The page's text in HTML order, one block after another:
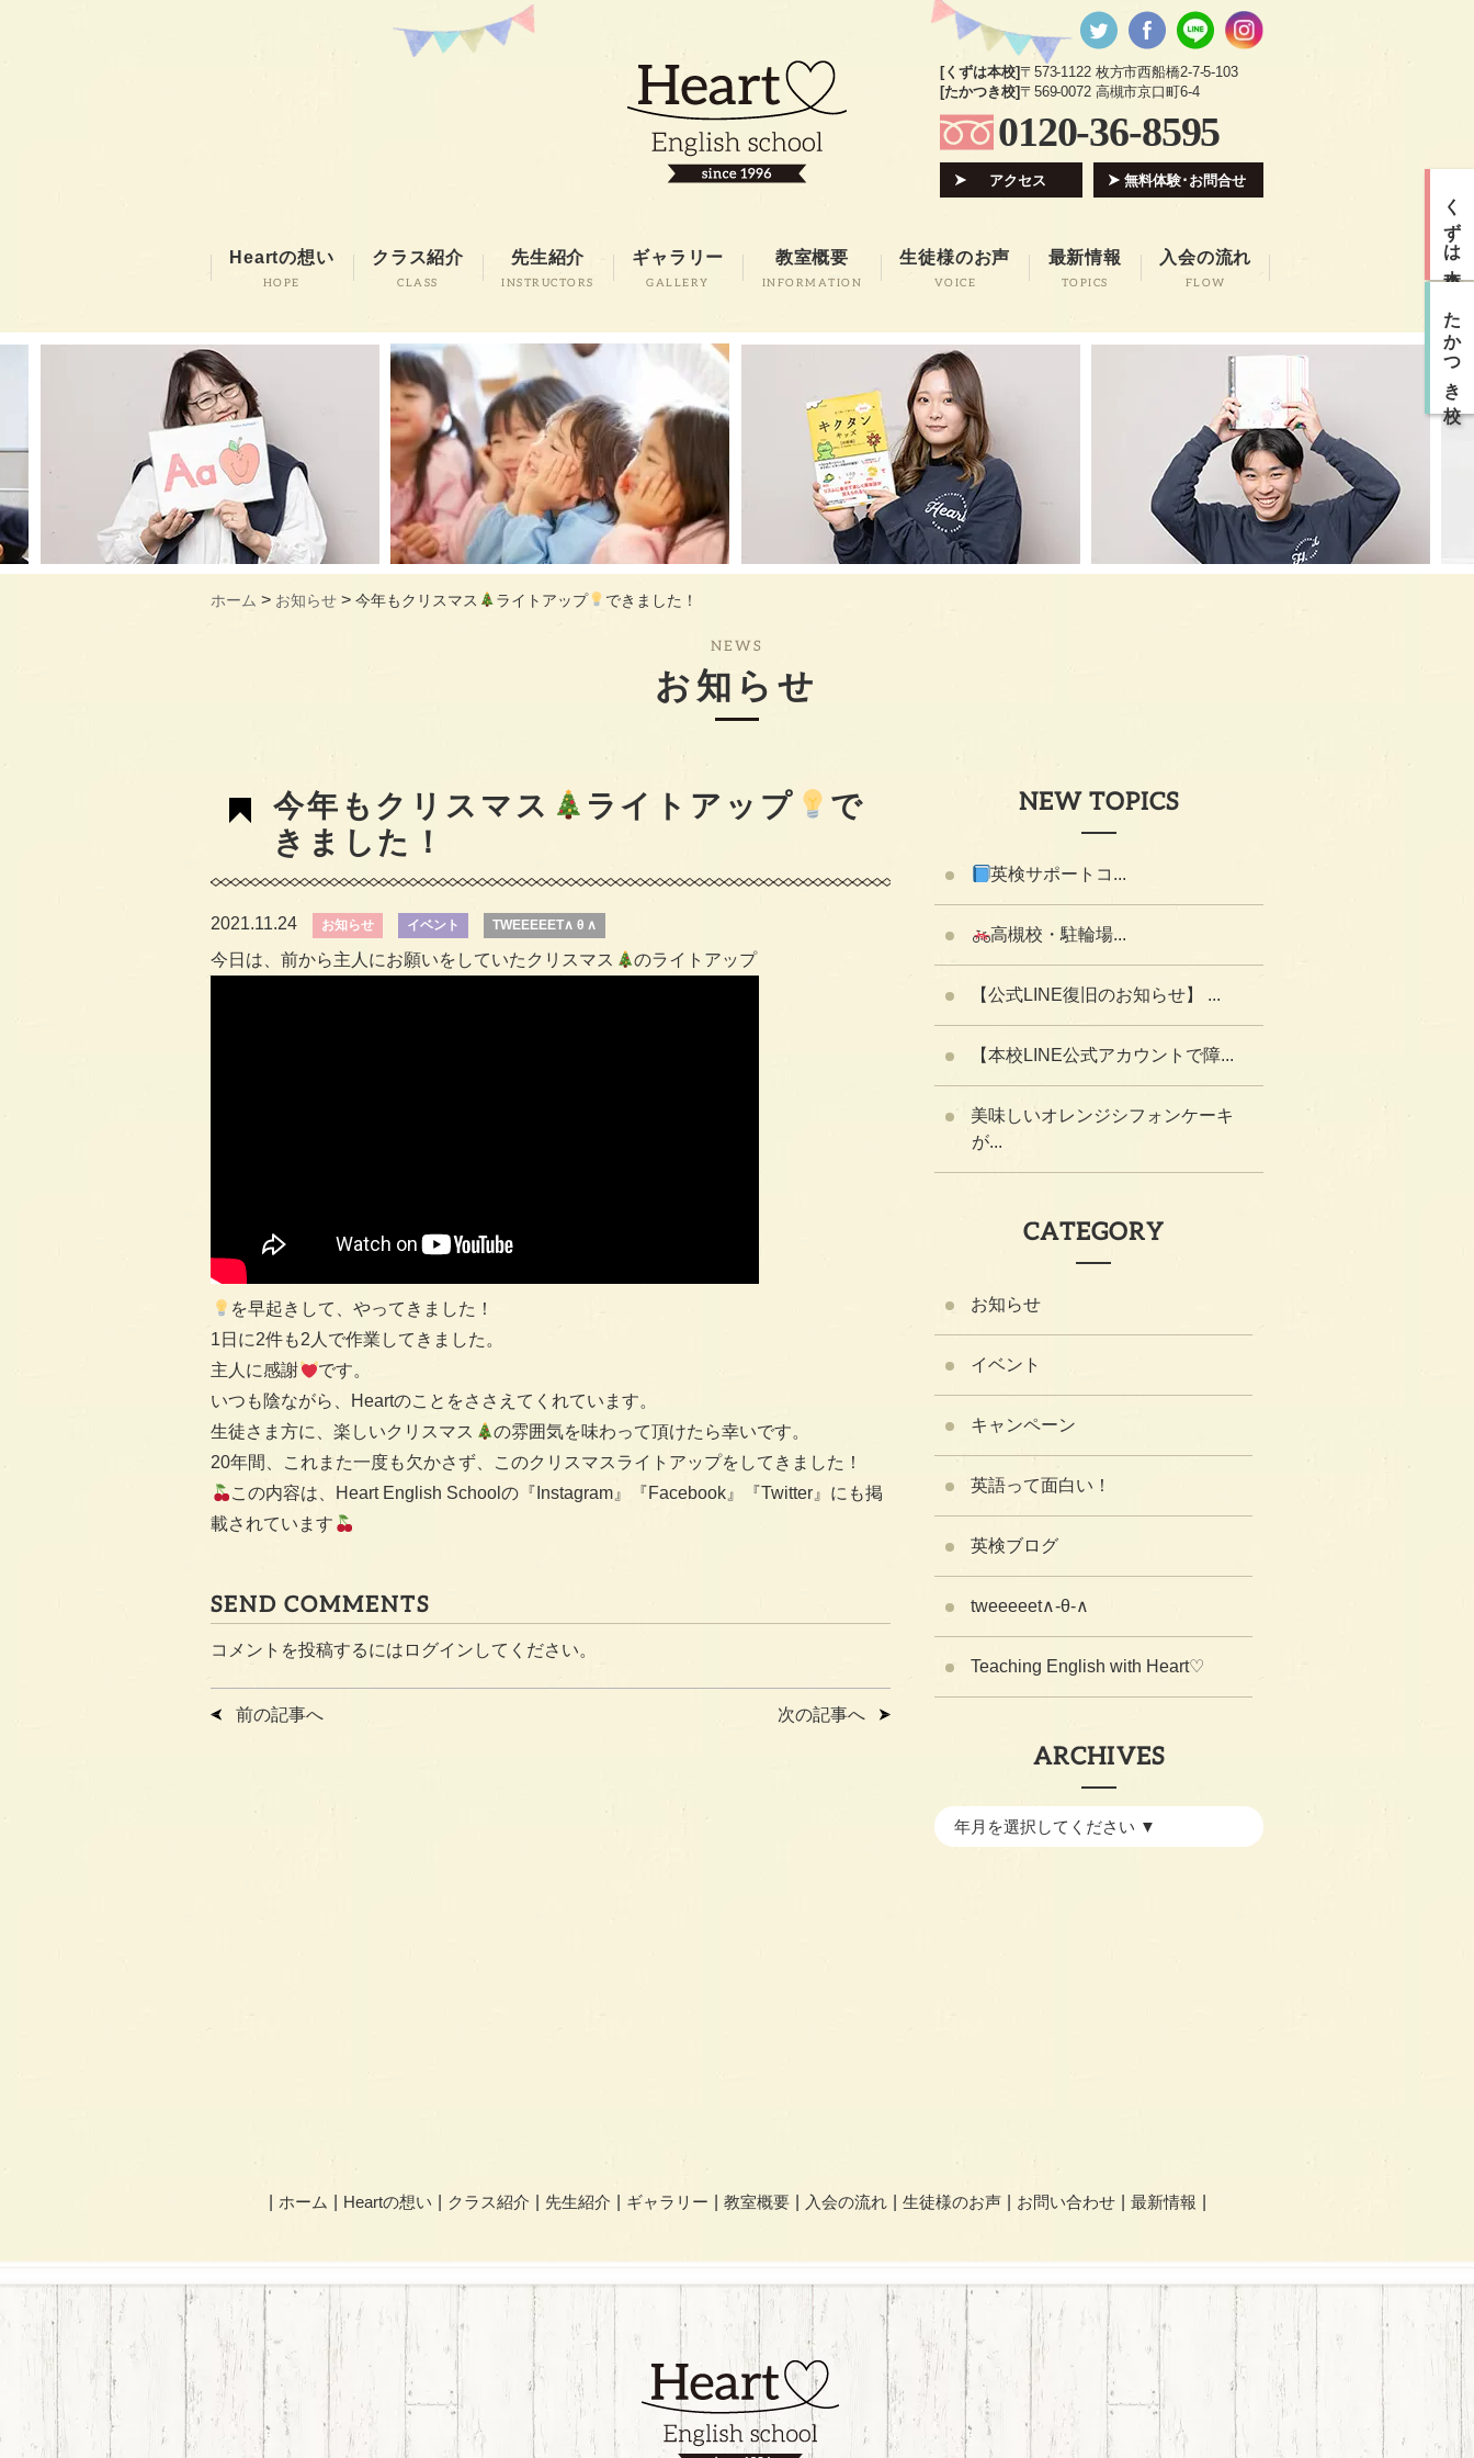
[くずは本校]〒573-1122 枚方市西船橋2-7-5-103
[たかつき校]〒569-0072 高槻市京口町6-4
0120-36-8595
アクセス 無料体験･お問合せ
Heartの想い
HOPE
クラス紹介
CLASS
先生紹介
INSTRUCTORS
ギャラリー
GALLERY
教室概要
INFORMATION
生徒様のお声
VOICE
最新情報
TOPICS
入会の流れ
FLOW
ホーム > お知らせ > 今年もクリスマス ライトアップ できました！
NEWS
お知らせ
今年もクリスマス ライトアップ
で
きました！
2021.11.24 お知らせ イベント TWEEEEET∧ θ ∧
今日は、前から主人にお願いをしていたクリスマス のライトアップ
を早起きして、やってきました！
1日に2件も2人で作業してきました。
主人に感謝
です。
いつも陰ながら、Heartのことをささえてくれています。
生徒さま方に、楽しいクリスマス
の雰囲気を味わって頂けたら幸いです。
20年間、これまた一度も欠かさず、このクリスマスライトアップをしてきました！
この内容は、Heart English Schoolの『Instagram』『Facebook』『Twitter』にも掲
載されています
SEND COMMENTS
コメントを投稿するには ログイン してください。
前の記事へ 次の記事へ
NEW TOPICS
英検サポートコ...
高槻校・駐輪場...
【公式LINE復旧のお知らせ】 ...
【本校LINE公式アカウントで障...
美味しいオレンジシフォンケーキ
が...
CATEGORY
お知らせ
イベント
キャンペーン
英語って面白い！
英検ブログ
tweeeeet∧-θ-∧
Teaching English with Heart♡
ARCHIVES
ホーム Heartの想い クラス紹介 先生紹介 ギャラリー 教室概要 入会の流れ 生徒様のお声 お問い合わせ 最新情報
くずは本校
たかつき校